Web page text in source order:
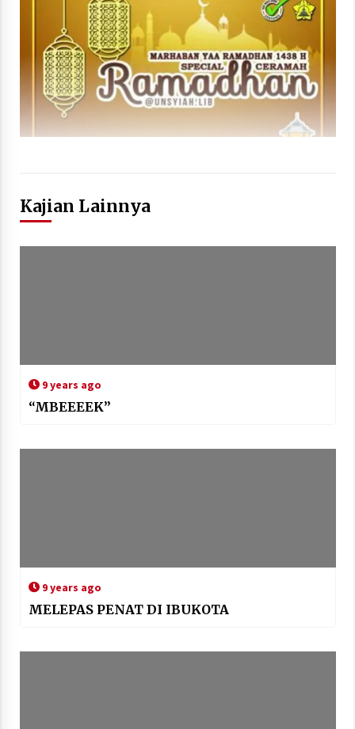
Kajian Lainnya
9 years ago
“MBEEEEK”
9 years ago
MELEPAS PENAT DI IBUKOTA